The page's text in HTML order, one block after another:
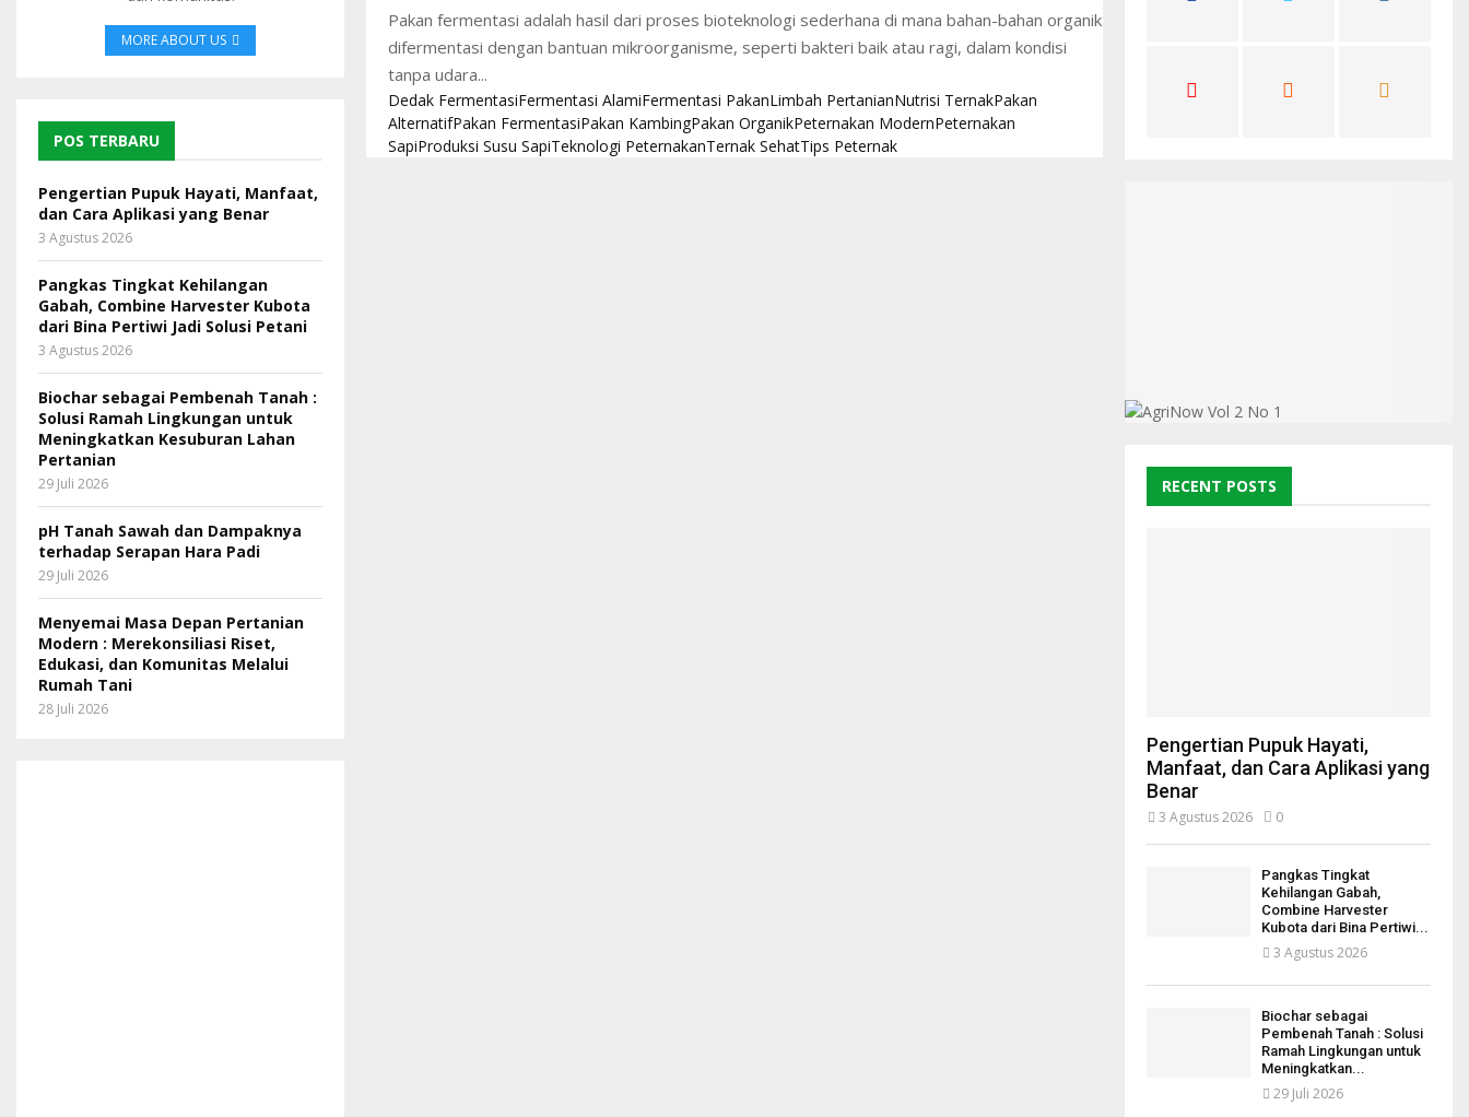
Pakan fermentasi adalah hasil dari proses bioteknologi sederhana di mana bahan-bahan organik
difermentasi dengan bantuan mikroorganisme, seperti bakteri baik atau ragi, dalam kondisi
tanpa udara...
Dedak FermentasiFermentasi AlamiFermentasi PakanLimbah PertanianNutrisi TernakPakan
AlternatifPakan FermentasiPakan KambingPakan OrganikPeternakan ModernPeternakan
SapiProduksi Susu SapiTeknologi PeternakanTernak SehatTips Peternak
MORE ABOUT US
POS TERBARU
Pengertian Pupuk Hayati, Manfaat,
dan Cara Aplikasi yang Benar
3 Agustus 2026
Pangkas Tingkat Kehilangan
Gabah, Combine Harvester Kubota
dari Bina Pertiwi Jadi Solusi Petani
3 Agustus 2026
Biochar sebagai Pembenah Tanah :
Solusi Ramah Lingkungan untuk
Meningkatkan Kesuburan Lahan
Pertanian
29 Juli 2026
pH Tanah Sawah dan Dampaknya
terhadap Serapan Hara Padi
29 Juli 2026
Menyemai Masa Depan Pertanian
Modern : Merekonsiliasi Riset,
Edukasi, dan Komunitas Melalui
Rumah Tani
28 Juli 2026
RECENT POSTS
Pengertian Pupuk Hayati,
Manfaat, dan Cara Aplikasi yang
Benar
3 Agustus 2026 0
Pangkas Tingkat
Kehilangan Gabah,
Combine Harvester
Kubota dari Bina Pertiwi...
3 Agustus 2026
Biochar sebagai
Pembenah Tanah : Solusi
Ramah Lingkungan untuk
Meningkatkan...
29 Juli 2026